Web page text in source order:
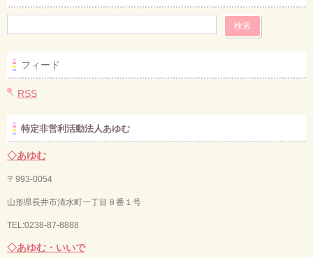
フィード
RSS
特定非営利活動法人あゆむ
◇あゆむ
〒993-0054
山形県長井市清水町一丁目８番１号
TEL:0238-87-8888
◇あゆむ・いいで